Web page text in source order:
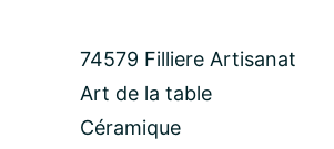
74579 Filliere Artisanat
Art de la table
Céramique